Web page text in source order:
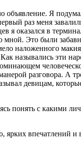
объявление. Я
раз меня
я оказался в
мной. Это были
наложенного
назывались эти
разговора. А
девицам,
понять с какими
ярких впечатлений